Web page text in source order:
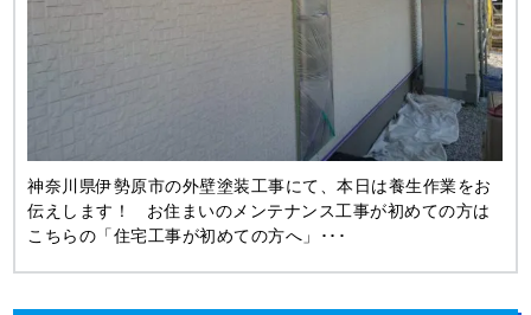
神奈川県伊勢原市の外壁塗装工事にて、本日は養生作業をお
伝えします！ お住まいのメンテナンス工事が初めての方は
こちらの「住宅工事が初めての方へ」･･･